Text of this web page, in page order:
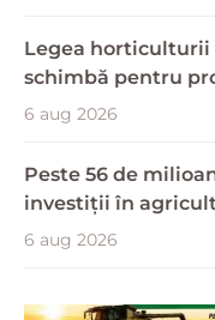
Legea horticulturii
schimbă pentru
6 aug 2026
Peste 56 de
investiții în
6 aug 2026